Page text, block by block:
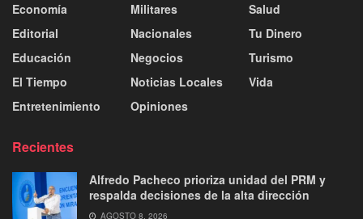
Economía
Editorial
Educación
El Tiempo
Entretenimiento
Militares
Nacionales
Negocios
Noticias Locales
Opiniones
Salud
Tu Dinero
Turismo
Vida
Recientes
Alfredo Pacheco prioriza unidad del PRM y
respalda decisiones de la alta dirección
AGOSTO 8, 2026